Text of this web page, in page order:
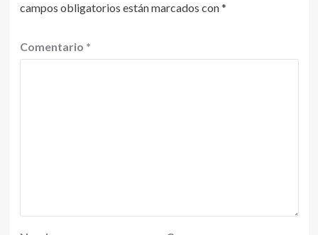
campos obligatorios están marcados con*
Comentario *